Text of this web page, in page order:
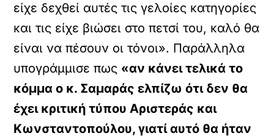
είχε δεχθεί αυτές τις γελοίες κατηγορίες
και τις είχε βιώσει στο πετσί του, καλό θα
είναι να πέσουν οι τόνοι». Παράλληλα
υπογράμμισε πως «αν κάνει τελικά το
κόμμα ο κ. Σαμαράς ελπίζω ότι δεν θα
έχει κριτική τύπου Αριστεράς και
Κωνσταντοπούλου, γιατί αυτό θα ήταν